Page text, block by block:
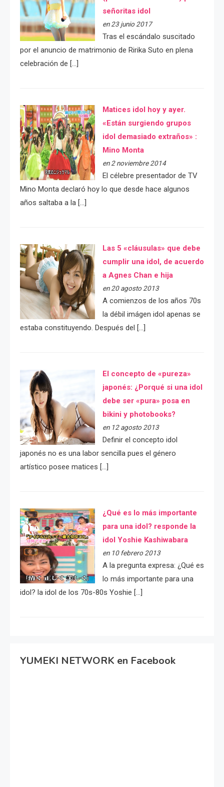
señoritas idol
en 23 junio 2017
Tras el escándalo suscitado
por el anuncio de matrimonio de Ririka Suto en plena
celebración de […]
Matices idol hoy y ayer.
«Están surgiendo grupos
idol demasiado extraños» :
Mino Monta
en 2 noviembre 2014
El célebre presentador de TV
Mino Monta declaró hoy lo que desde hace algunos
años saltaba a la […]
Las 5 «cláusulas» que debe
cumplir una idol, de acuerdo
a Agnes Chan e hija
en 20 agosto 2013
A comienzos de los años 70s
la débil imágen idol apenas se
estaba constituyendo. Después del […]
El concepto de «pureza»
japonés: ¿Porqué si una idol
debe ser «pura» posa en
bikini y photobooks?
en 12 agosto 2013
Definir el concepto idol
japonés no es una labor sencilla pues el género
artístico posee matices […]
¿Qué es lo más importante
para una idol? responde la
idol Yoshie Kashiwabara
en 10 febrero 2013
A la pregunta expresa: ¿Qué es
lo más importante para una
idol? la idol de los 70s-80s Yoshie […]
YUMEKI NETWORK en Facebook